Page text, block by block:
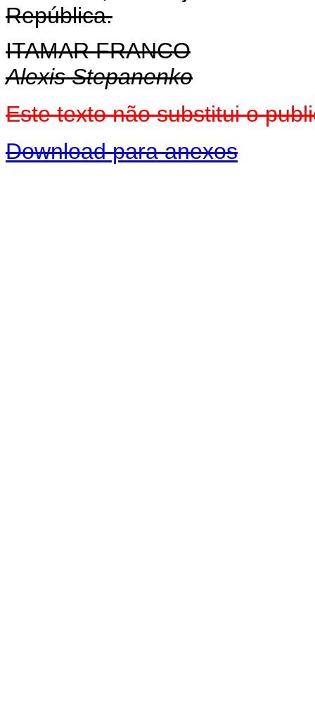
República.
ITAMAR FRANCO
Alexis Stepanenko
Este texto não substitui o
Download para anexos